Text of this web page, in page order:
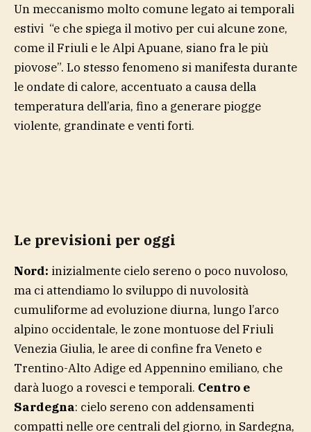
Un meccanismo molto comune legato ai temporali
estivi “e che spiega il motivo per cui alcune zone,
come il Friuli e le Alpi Apuane, siano fra le più
piovose”. Lo stesso fenomeno si manifesta durante
le ondate di calore, accentuato a causa della
temperatura dell’aria, fino a generare piogge
violente, grandinate e venti forti.
Le previsioni per oggi
Nord: inizialmente cielo sereno o poco nuvoloso,
ma ci attendiamo lo sviluppo di nuvolosità
cumuliforme ad evoluzione diurna, lungo l’arco
alpino occidentale, le zone montuose del Friuli
Venezia Giulia, le aree di confine fra Veneto e
Trentino-Alto Adige ed Appennino emiliano, che
darà luogo a rovesci e temporali. Centro e
Sardegna: cielo sereno con addensamenti
compatti nelle ore centrali del giorno, in Sardegna,